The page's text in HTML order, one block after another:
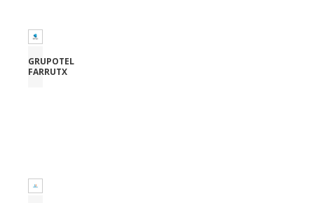
GRUPOTEL
FARRUTX